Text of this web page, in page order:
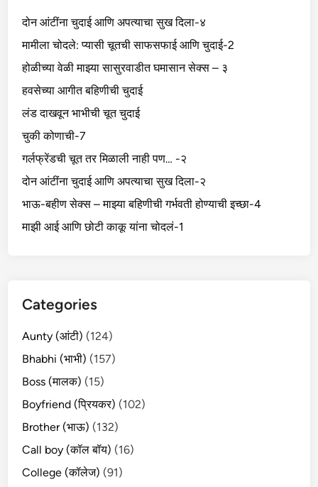
दोन आंटींना चुदाई आणि अपत्याचा सुख दिला-४
मामीला चोदले: प्यासी चूतची साफसफाई आणि चुदाई-2
होळीच्या वेळी माझ्या सासुरवाडीत घमासान सेक्स – ३
हवसेच्या आगीत बहिणीची चुदाई
लंड दाखवून भाभीची चूत चुदाई
चुकी कोणाची-7
गर्लफ्रेंडची चूत तर मिळाली नाही पण… -२
दोन आंटींना चुदाई आणि अपत्याचा सुख दिला-२
भाऊ-बहीण सेक्स – माझ्या बहिणीची गर्भवती होण्याची इच्छा-4
माझी आई आणि छोटी काकू यांना चोदलं-1
Categories
Aunty (आंटी) (124)
Bhabhi (भाभी) (157)
Boss (मालक) (15)
Boyfriend (प्रियकर) (102)
Brother (भाऊ) (132)
Call boy (कॉल बॉय) (16)
College (कॉलेज) (91)